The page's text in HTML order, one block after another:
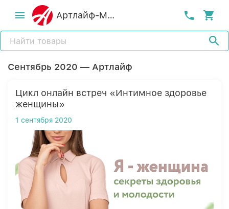
Артлайф-MСК
Сентябрь 2020 — Артлайф
Цикл онлайн встреч «Интимное здоровье
женщины»
1 сентября 2020